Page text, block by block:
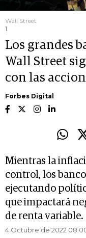
Wall Street
1
Los grandes
Wall Street
con las
Forbes Digital
Mientras la
control, los
ejecutando
que impactará
de renta variable.
4 Octubre de 2022